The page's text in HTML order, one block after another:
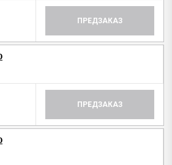
ПРЕДЗАКАЗ
ПРЕДЗАКАЗ